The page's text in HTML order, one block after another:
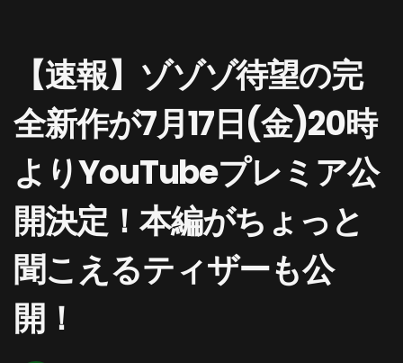
【速報】ゾゾゾ待望の完
全新作が7月17日(金)20時
よりYouTubeプレミア公
開決定！本編がちょっと
聞こえるティザーも公
開！